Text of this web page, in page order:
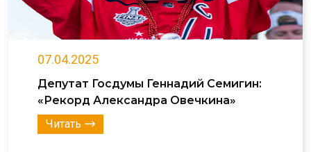
07.04.2025
Депутат Госдумы Геннадий Семигин:
«Рекорд Александра Овечкина»
Читать